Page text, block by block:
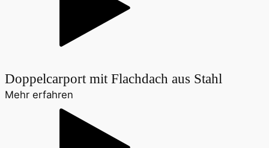
Doppelcarport mit Flachdach aus Stahl
Mehr erfahren